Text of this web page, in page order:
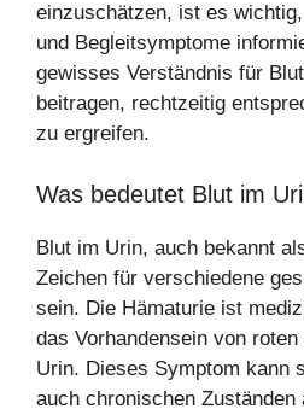
einzuschätzen, ist es
und Begleitsymptome
gewisses Verständnis für
beitragen, rechtzeitig
zu ergreifen.
Was bedeutet Blut im
Blut im Urin, auch bekannt
Zeichen für verschiedene
sein. Die Hämaturie ist
das Vorhandensein von
Urin. Dieses Symptom kann
auch chronischen